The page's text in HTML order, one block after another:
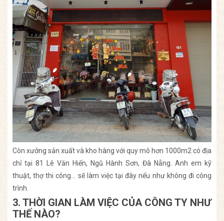
Còn xưởng sản xuất và kho hàng với quy mô hơn 1000m2 có địa
chỉ tại 81 Lê Văn Hiến, Ngũ Hành Sơn, Đà Nẵng. Anh em kỹ
thuật, thợ thi công… sẽ làm việc tại đây nếu như không đi công
trình.
3. THỜI GIAN LÀM VIỆC CỦA CÔNG TY NHƯ
THẾ NÀO?